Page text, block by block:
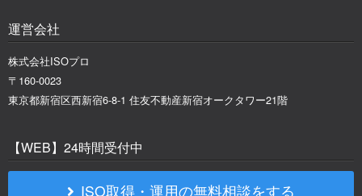
運営会社
株式会社ISOプロ
〒160-0023
東京都新宿区西新宿6-8-1 住友不動産新宿オークタワー21階
【WEB】24時間受付中
ISO取得・運用の無料相談をする